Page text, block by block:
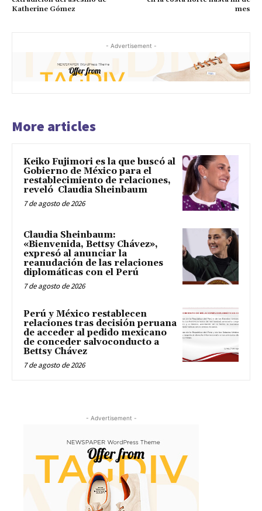
Katherine Gómez
mes
- Advertisement -
More articles
Keiko Fujimori es la que buscó al
Gobierno de México para el
restablecimiento de relaciones,
reveló Claudia Sheinbaum
7 de agosto de 2026
Claudia Sheinbaum:
«Bienvenida, Bettsy Chávez»,
expresó al anunciar la
reanudación de las relaciones
diplomáticas con el Perú
7 de agosto de 2026
Perú y México restablecen
relaciones tras decisión peruana
de acceder al pedido mexicano
de conceder salvoconducto a
Bettsy Chávez
7 de agosto de 2026
- Advertisement -